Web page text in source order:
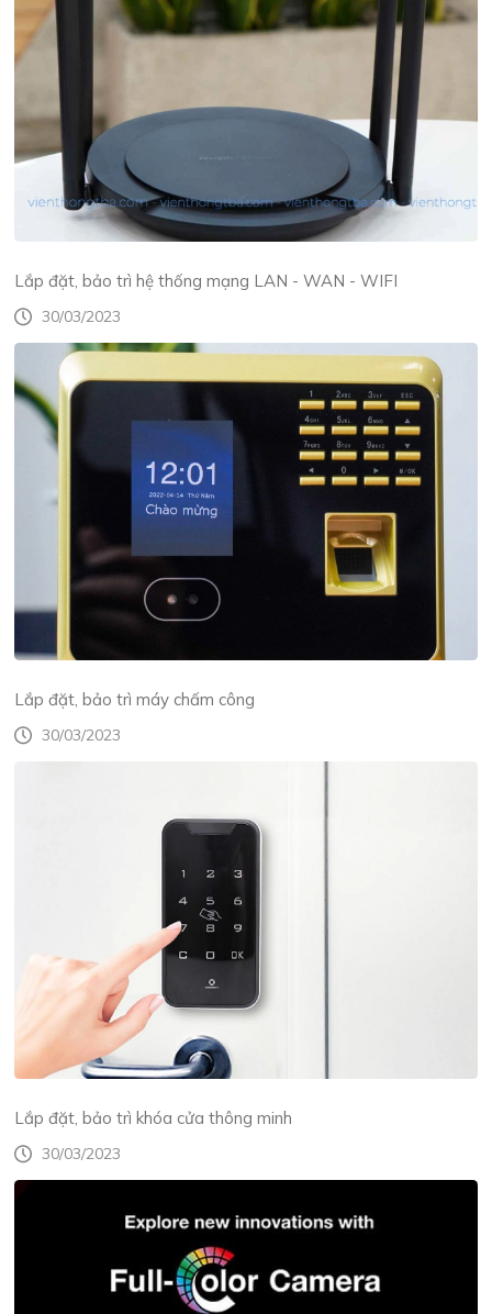
Lắp đặt, bảo trì hệ thống mạng LAN - WAN - WIFI
30/03/2023
Lắp đặt, bảo trì máy chấm công
30/03/2023
Lắp đặt, bảo trì khóa cửa thông minh
30/03/2023